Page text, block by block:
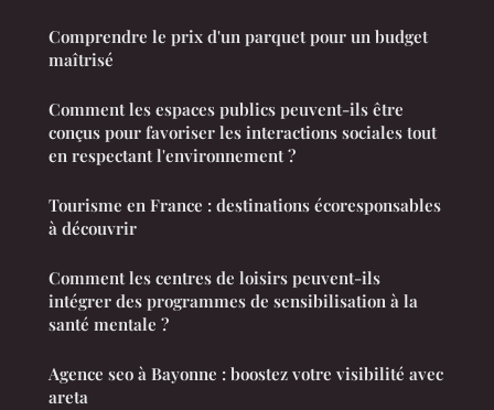
Comprendre le prix d'un parquet pour un budget
maîtrisé
Comment les espaces publics peuvent-ils être
conçus pour favoriser les interactions sociales tout
en respectant l'environnement ?
Tourisme en France : destinations écoresponsables
à découvrir
Comment les centres de loisirs peuvent-ils
intégrer des programmes de sensibilisation à la
santé mentale ?
Agence seo à Bayonne : boostez votre visibilité avec
areta